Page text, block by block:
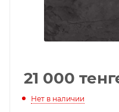
21 000
Нет в наличии